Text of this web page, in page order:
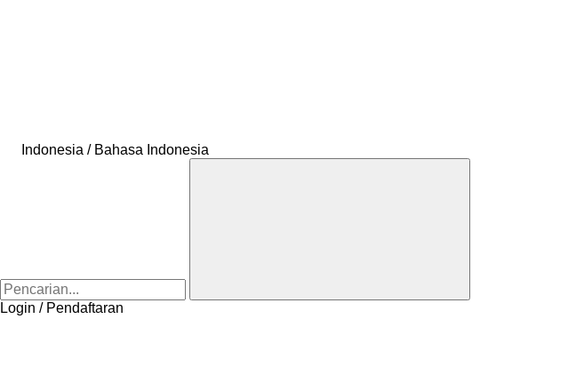
Indonesia / Bahasa Indonesia
Login / Pendaftaran